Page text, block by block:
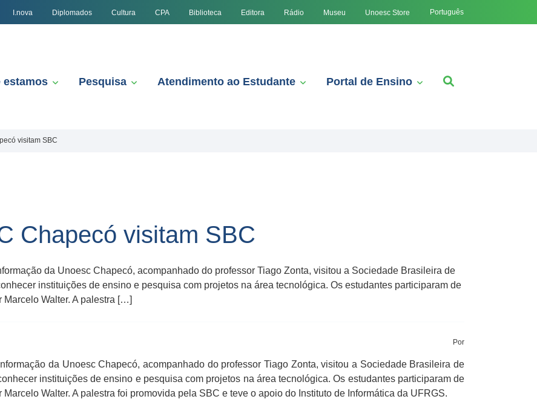
I.nova Diplomados Cultura CPA Biblioteca Editora Rádio Museu Unoesc Store Português
estamos Pesquisa Atendimento ao Estudante Portal de Ensino
visitam SBC
Chapecó visitam SBC
da Unoesc Chapecó, acompanhado do professor Tiago Zonta, visitou a Sociedade Brasileira de
instituições de ensino e pesquisa com projetos na área tecnológica. Os estudantes participaram de
Walter. A palestra […]
Por
da Unoesc Chapecó, acompanhado do professor Tiago Zonta, visitou a Sociedade Brasileira de
instituições de ensino e pesquisa com projetos na área tecnológica. Os estudantes participaram de
Walter. A palestra foi promovida pela SBC e teve o apoio do Instituto de Informática da UFRGS.